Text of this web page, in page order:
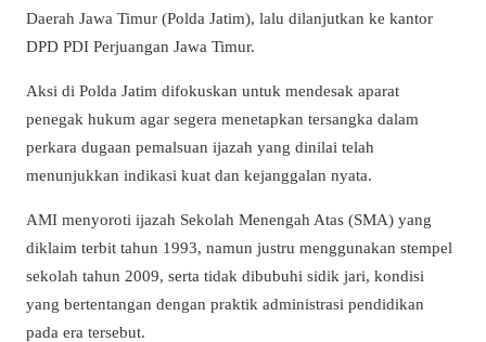
Daerah Jawa Timur (Polda Jatim), lalu dilanjutkan ke kantor
DPD PDI Perjuangan Jawa Timur.
Aksi di Polda Jatim difokuskan untuk mendesak aparat
penegak hukum agar segera menetapkan tersangka dalam
perkara dugaan pemalsuan ijazah yang dinilai telah
menunjukkan indikasi kuat dan kejanggalan nyata.
AMI menyoroti ijazah Sekolah Menengah Atas (SMA) yang
diklaim terbit tahun 1993, namun justru menggunakan stempel
sekolah tahun 2009, serta tidak dibubuhi sidik jari, kondisi
yang bertentangan dengan praktik administrasi pendidikan
pada era tersebut.